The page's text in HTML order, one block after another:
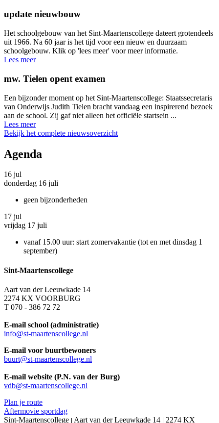
update nieuwbouw
Het schoolgebouw van het Sint-Maartenscollege dateert grotendeels
uit 1966. Na 60 jaar is het tijd voor een nieuw en duurzaam
schoolgebouw. Klik op 'lees meer' voor meer informatie.
Lees meer
mw. Tielen opent examen
Een bijzonder moment op het Sint-Maartenscollege: Staatssecretaris
van Onderwijs Judith Tielen bracht vandaag een inspirerend bezoek
aan de school. Zij gaf niet alleen het officiële startsein ...
Lees meer
Bekijk het complete nieuwsoverzicht
Agenda
16 jul
donderdag 16 juli
geen bijzonderheden
17 jul
vrijdag 17 juli
vanaf 15.00 uur: start zomervakantie (tot en met dinsdag 1
september)
Sint-Maartenscollege
Aart van der Leeuwkade 14
2274 KX VOORBURG
T 070 - 386 72 72
E-mail school (administratie)
info@st-maartenscollege.nl
E-mail voor buurtbewoners
buurt@st-maartenscollege.nl
E-mail website (P.N. van der Burg)
vdb@st-maartenscollege.nl
Plan je route
Aftermovie sportdag
Sint-Maartenscollege
Aart van der Leeuwkade 14 | 2274 KX